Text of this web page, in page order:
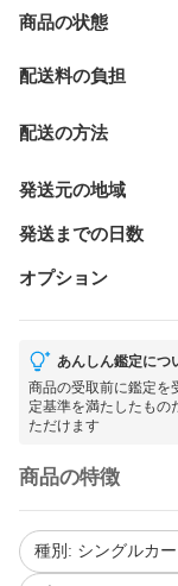
商品の状態
配送料の負担
配送の方法
発送元の地域
発送までの日数
オプション
あんしん鑑定につ
商品の受取前に鑑定を
定基準を満たしたもの
ただけます
商品の特徴
種別: シングルカ